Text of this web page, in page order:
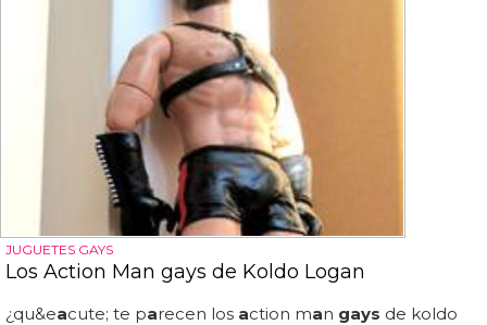
JUGUETES GAYS
Los Action Man gays de Koldo Logan
¿qu&eacute; te parecen los action man gays de koldo